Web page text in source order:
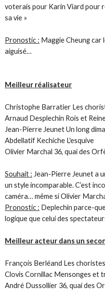
voterais pour Karin Viard pour
sa vie »
Pronostic : Maggie Cheung car
aiguisé…
Meilleur réalisateur
Christophe Barratier Les
Arnaud Desplechin Rois et
Jean-Pierre Jeunet Un long
Abdellatif Kechiche L'esquive
Olivier Marchal 36, quai des
Souhait : Jean-Pierre Jeunet a
un style incomparable. C’est
caméra… même si Olivier
Pronostic : Deplechin parce-
logique que celui des
Meilleur acteur dans un
François Berléand Les choristes
Clovis Cornillac Mensonges et
André Dussollier 36, quai des